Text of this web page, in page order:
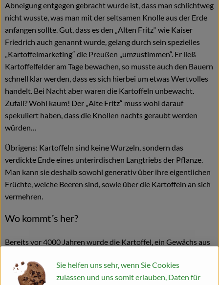
Abneigung entgegen gebracht wurde ist, dass man schlichtweg
nicht wusste, was man mit der seltsamen Knolle aus der Erde
anfangen sollte. Gut, dass es den „Alten Fritz“ wie Kaiser
Friedrich auch genannt wurde, gelang durch sein spezielles
„Kartoffelmarketing“ die Preußen „umzustimmen“. Er ließ
Kartoffelfelder am Tage bewachen, so musste auch den Bauern
schnell klar werden, dass es sich hierbei um etwas Wertvolles
handelt. Bei Nacht aber waren die Kartoffeln unbewacht.
Zufall? Wohl kaum! Der „Alte Fritz“ muss wohl darauf
spekuliert haben, dass die Knollen nachts geraubt werden
würden…
Übrigens: Kartoffeln sind keine Wurzeln, sondern das
verdickte Ende eines unterirdischen Langtriebs der Pflanze.
Man kann sie deshalb sowohl generativ über ihre eigentlichen
Früchte, welche Beeren sind, sowie über die Kartoffeln an sich
vermehren.
Wo kommt´s her?
Bereits vor 4000 Jahren wurde die Kartoffel, ein Gewächs aus
Südamerikas angebaut. Spanische Eroberer brachten Sie im 16.
Jahrhundert mit nach Europa. Zunächst wurde Sie jedoch nur
Sie helfen uns sehr, wenn Sie Cookies
zulassen und uns somit erlauben, Daten für